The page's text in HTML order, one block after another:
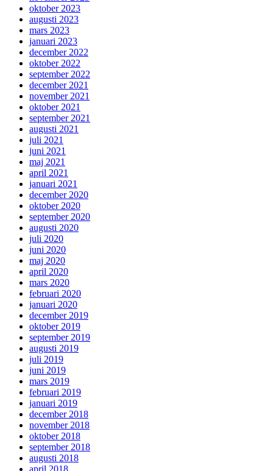
oktober 2023
augusti 2023
mars 2023
januari 2023
december 2022
oktober 2022
september 2022
december 2021
november 2021
oktober 2021
september 2021
augusti 2021
juli 2021
juni 2021
maj 2021
april 2021
januari 2021
december 2020
oktober 2020
september 2020
augusti 2020
juli 2020
juni 2020
maj 2020
april 2020
mars 2020
februari 2020
januari 2020
december 2019
oktober 2019
september 2019
augusti 2019
juli 2019
juni 2019
mars 2019
februari 2019
januari 2019
december 2018
november 2018
oktober 2018
september 2018
augusti 2018
april 2018